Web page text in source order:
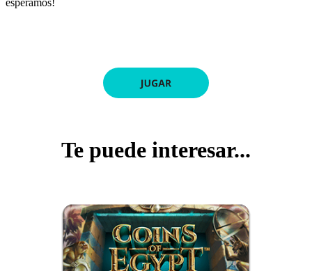
esperamos!
Te puede interesar...